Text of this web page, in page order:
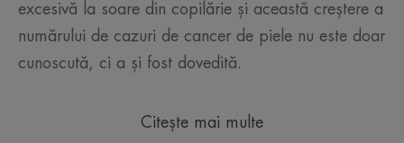
excesivă la soare din copilărie și această creștere a
numărului de cazuri de cancer de piele nu este doar
cunoscută, ci a și fost dovedită.
Citește mai multe